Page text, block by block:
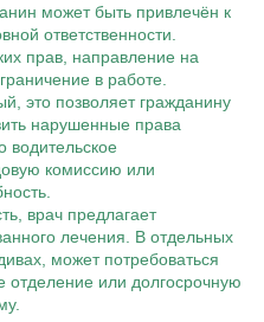
может быть привлечён к
ответственности.
прав, направление на
в работе.
это позволяет гражданину
нарушенные права
водительское
комиссию или
врач предлагает
лечения. В отдельных
может потребоваться
отделение или долгосрочную